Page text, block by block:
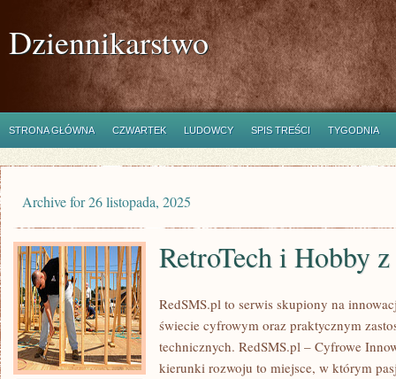
Dziennikarstwo
STRONA GŁÓWNA CZWARTEK LUDOWCY SPIS TREŚCI TYGODNIA
Archive for 26 listopada, 2025
RetroTech i Hobby
RedSMS.pl to serwis skupiony na
świecie cyfrowym oraz praktycznym
technicznych. RedSMS.pl – Cyfrowe
kierunki rozwoju to miejsce, w którym